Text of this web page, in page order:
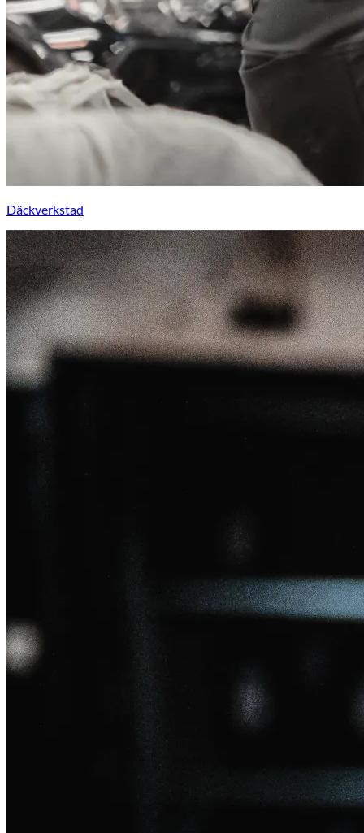
Däckverkstad